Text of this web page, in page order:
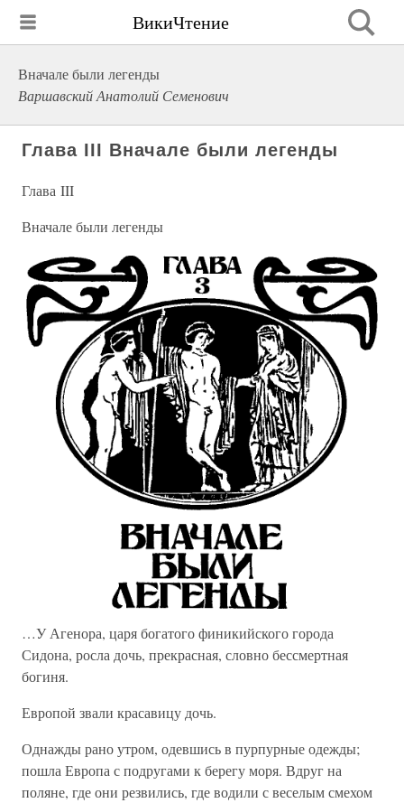
ВикиЧтение
Вначале были легенды
Варшавский Анатолий Семенович
Глава III Вначале были легенды
Глава III
Вначале были легенды
…У Агенора, царя богатого финикийского города
Сидона, росла дочь, прекрасная, словно бессмертная
богиня.
Европой звали красавицу дочь.
Однажды рано утром, одевшись в пурпурные одежды;
пошла Европа с подругами к берегу моря. Вдруг на
поляне, где они резвились, где водили с веселым смехом